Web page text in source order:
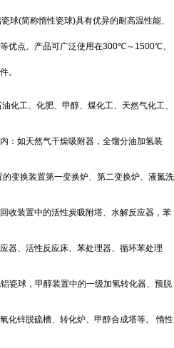
球(简称惰性瓷球)具有优异的耐高温性能、
优点。产品可广泛使用在300℃～ 1500℃、
。
化工、化肥、甲醇、煤化工、天然气化工、
：如天然气干燥吸附器，全馏分油加氢装
的变换装置第一变换炉、第二变换炉、液氮洗
收装置中的活性炭吸附塔、水解反应器，苯
器、活性反应床、苯处理器、循环苯处理
瓷球，甲醇装置中的一级加氢转化器、预脱
化锌脱硫槽、转化炉、甲醇合成塔等。 惰性